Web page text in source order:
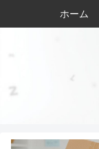
ホーム